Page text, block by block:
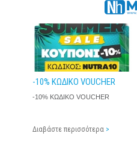
-10% ΚΩΔΙΚΟ VOUCHER
-10% ΚΩΔΙΚΟ VOUCHER
Διαβάστε περισσότερα >